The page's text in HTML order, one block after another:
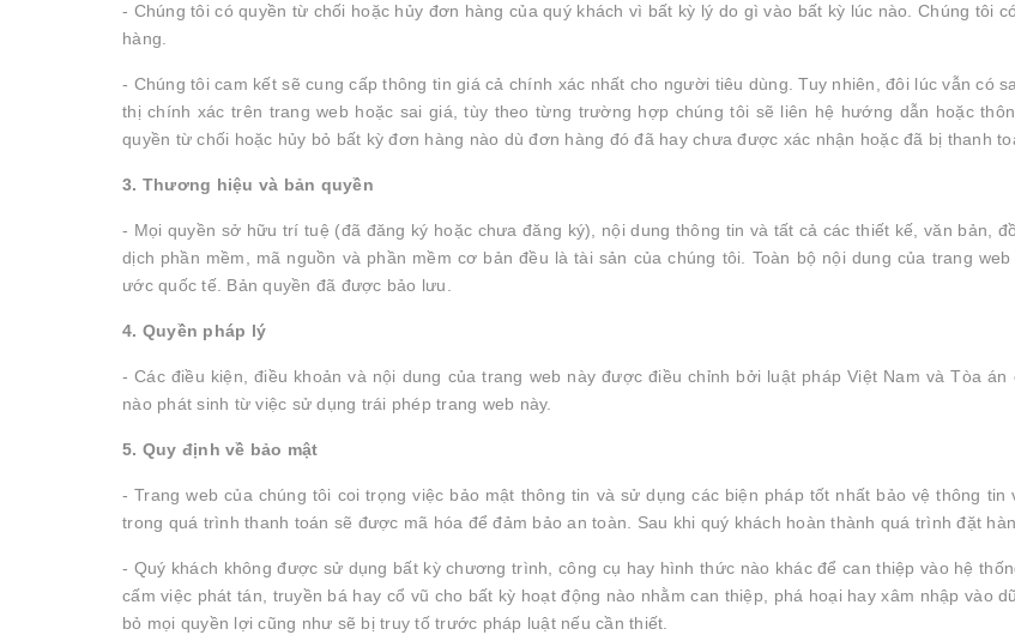
- Chúng tôi có quyền từ chối hoặc hủy đơn hàng của quý khách vì bất kỳ lý do gì vào bất kỳ lúc nào. Chúng tôi
hàng.
- Chúng tôi cam kết sẽ cung cấp thông tin giá cả chính xác nhất cho người tiêu dùng. Tuy nhiên, đôi lúc vẫn có
thị chính xác trên trang web hoặc sai giá, tùy theo từng trường hợp chúng tôi sẽ liên hệ hướng dẫn hoặc
quyền từ chối hoặc hủy bỏ bất kỳ đơn hàng nào dù đơn hàng đó đã hay chưa được xác nhận hoặc đã bị thanh
3. Thương hiệu và bản quyền
- Mọi quyền sở hữu trí tuệ (đã đăng ký hoặc chưa đăng ký), nội dung thông tin và tất cả các thiết kế, văn bản,
dịch phần mềm, mã nguồn và phần mềm cơ bản đều là tài sản của chúng tôi. Toàn bộ nội dung của trang
ước quốc tế. Bản quyền đã được bảo lưu.
4. Quyền pháp lý
- Các điều kiện, điều khoản và nội dung của trang web này được điều chỉnh bởi luật pháp Việt Nam và Tòa
nào phát sinh từ việc sử dụng trái phép trang web này.
5. Quy định về bảo mật
- Trang web của chúng tôi coi trọng việc bảo mật thông tin và sử dụng các biện pháp tốt nhất bảo vệ thông
trong quá trình thanh toán sẽ được mã hóa để đảm bảo an toàn. Sau khi quý khách hoàn thành quá trình đặt
- Quý khách không được sử dụng bất kỳ chương trình, công cụ hay hình thức nào khác để can thiệp vào hệ
cấm việc phát tán, truyền bá hay cổ vũ cho bất kỳ hoạt động nào nhằm can thiệp, phá hoại hay xâm nhập vào
bỏ mọi quyền lợi cũng như sẽ bị truy tố trước pháp luật nếu cần thiết.